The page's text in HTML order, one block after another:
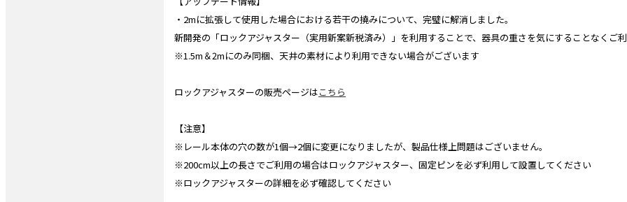
・2mに拡張して使用した場合における若干の撓みについて、完璧に解消しました。
新開発の「ロックアジャスター（実用新案新税済み）」を利用することで、器具の重さを気にすることなくご利
※1.5m＆2mにのみ同梱、天井の素材により利用できない場合がございます
ロックアジャスターの販売ページはこちら
【注意】
※レール本体の穴の数が1個→2個に変更になりましたが、製品仕様上問題はございません。
※200cm以上の長さでご利用の場合はロックアジャスター、固定ピンを必ず利用して設置してください
※ロックアジャスターの詳細を必ず確認してください